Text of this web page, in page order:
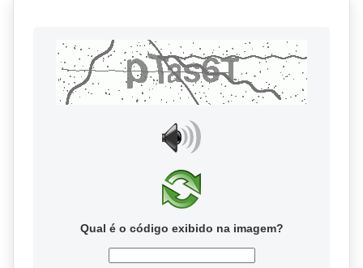
Qual é o código exibido na imagem?